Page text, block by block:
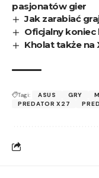
pasjonatów gier
Jak zarabiać
Oficjalny
Kholat także na
Tagi: ASUS GRY
PREDATOR X27